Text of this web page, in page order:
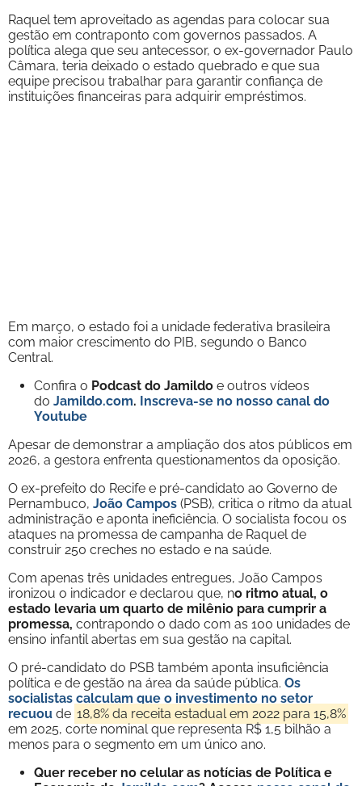
Raquel tem aproveitado as agendas para colocar sua
gestão em contraponto com governos passados. A
política alega que seu antecessor, o ex-governador Paulo
Câmara, teria deixado o estado quebrado e que sua
equipe precisou trabalhar para garantir confiança de
instituições financeiras para adquirir empréstimos.
Em março, o estado foi a unidade federativa brasileira
com maior crescimento do PIB, segundo o Banco
Central.
Confira o Podcast do Jamildo e outros vídeos
do Jamildo.com. Inscreva-se no nosso canal do
Youtube
Apesar de demonstrar a ampliação dos atos públicos em
2026, a gestora enfrenta questionamentos da oposição.
O ex-prefeito do Recife e pré-candidato ao Governo de
Pernambuco, João Campos (PSB), critica o ritmo da atual
administração e aponta ineficiência. O socialista focou os
ataques na promessa de campanha de Raquel de
construir 250 creches no estado e na saúde.
Com apenas três unidades entregues, João Campos
ironizou o indicador e declarou que, no ritmo atual, o
estado levaria um quarto de milênio para cumprir a
promessa, contrapondo o dado com as 100 unidades de
ensino infantil abertas em sua gestão na capital.
O pré-candidato do PSB também aponta insuficiência
política e de gestão na área da saúde pública. Os
socialistas calculam que o investimento no setor
recuou de 18,8% da receita estadual em 2022 para 15,8%
em 2025, corte nominal que representa R$ 1,5 bilhão a
menos para o segmento em um único ano.
Quer receber no celular as notícias de Política e